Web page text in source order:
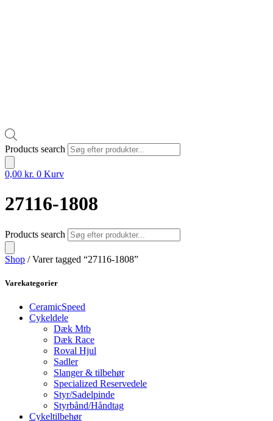
Products search
0,00 kr. 0 Kurv
27116-1808
Products search
Shop / Varer tagged “27116-1808”
Varekategorier
CeramicSpeed
Cykeldele
Dæk Mtb
Dæk Race
Roval Hjul
Sadler
Slanger & tilbehør
Specialized Reservedele
Styr/Sadelpinde
Styrbånd/Håndtag
Cykeltilbehør